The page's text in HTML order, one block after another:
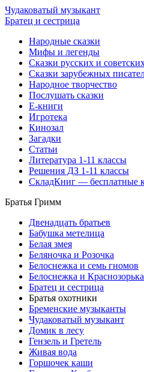
Чудаковатый музыкант
Братец и сестрица
Народные сказки
Мифы и легенды
Сказки русских и
Сказки зарубежных
Народное творчество
Послушать сказки
Е-книги
Игротека
Кинозал
Загадки
Статьи
Литература 1-11 классы
Решения ДЗ 1-11 классы
СкладКниг — бесплатные
Братья Гримм
Двенадцать братьев
Бабушка метелица
Белая змея
Беляночка и Розочка
Белоснежка и семь гномов
Белоснежка и Краснозорька
Братец и сестрица
Братья охотники
Бременские музыканты
Чудаковатый музыкант
Домик в лесу
Гензель и Гретель
Живая вода
Горшочек каши